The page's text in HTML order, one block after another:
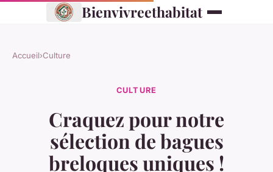
Bienvivreethabitat
Accueil›Culture
CULTURE
Craquez pour notre
sélection de bagues
breloques uniques !